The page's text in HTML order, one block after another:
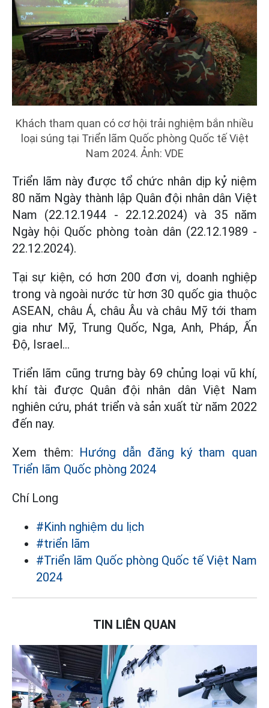
Khách tham quan có cơ hội trải nghiệm bắn nhiều
loại súng tại Triển lãm Quốc phòng Quốc tế Việt
Nam 2024. Ảnh: VDE
Triển lãm này được tổ chức nhân dịp kỷ niệm
80 năm Ngày thành lập Quân đội nhân dân Việt
Nam (22.12.1944 - 22.12.2024) và 35 năm
Ngày hội Quốc phòng toàn dân (22.12.1989 -
22.12.2024).
Tại sự kiện, có hơn 200 đơn vị, doanh nghiệp
trong và ngoài nước từ hơn 30 quốc gia thuộc
ASEAN, châu Á, châu Âu và châu Mỹ tới tham
gia như Mỹ, Trung Quốc, Nga, Anh, Pháp, Ấn
Độ, Israel...
Triển lãm cũng trưng bày 69 chủng loại vũ khí,
khí tài được Quân đội nhân dân Việt Nam
nghiên cứu, phát triển và sản xuất từ năm 2022
đến nay.
Xem thêm: Hướng dẫn đăng ký tham quan
Triển lãm Quốc phòng 2024
Chí Long
#Kinh nghiệm du lịch
#triển lãm
#Triển lãm Quốc phòng Quốc tế Việt Nam
2024
TIN LIÊN QUAN